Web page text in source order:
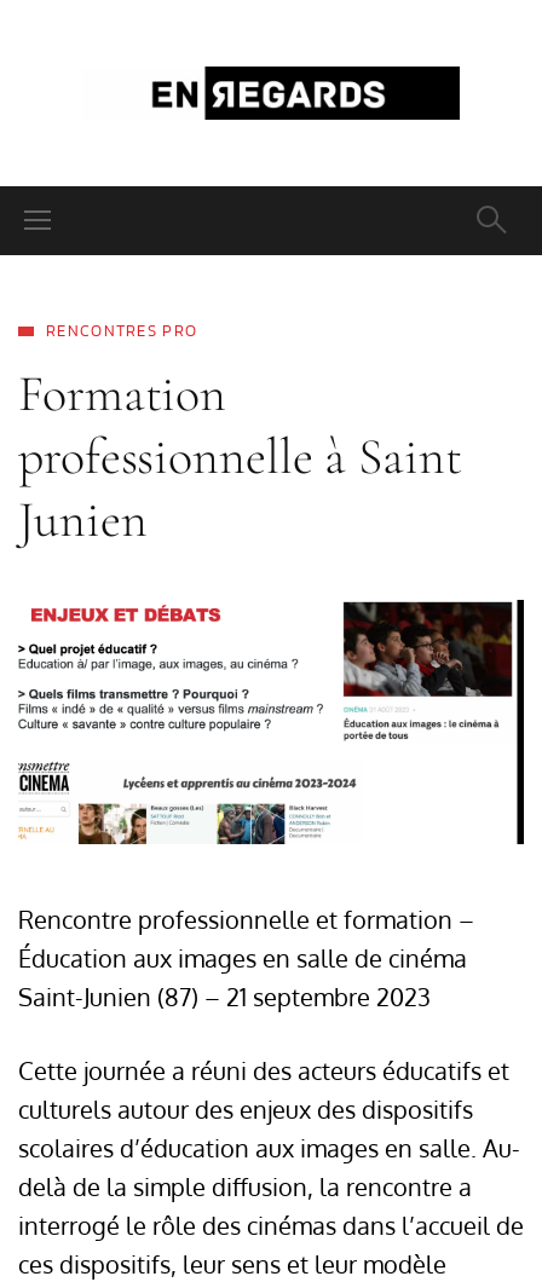
RENCONTRES PRO
Formation
professionnelle à Saint
Junien
Rencontre professionnelle et formation –
Éducation aux images en salle de cinéma
Saint-Junien (87) – 21 septembre 2023
Cette journée a réuni des acteurs éducatifs et
culturels autour des enjeux des dispositifs
scolaires d’éducation aux images en salle. Au-
delà de la simple diffusion, la rencontre a
interrogé le rôle des cinémas dans l’accueil de
ces dispositifs, leur sens et leur modèle